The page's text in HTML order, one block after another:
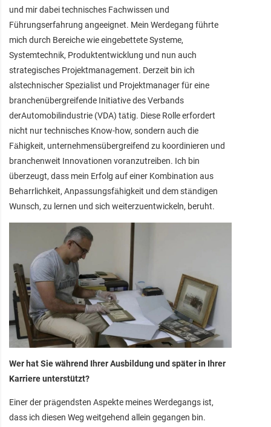
und mir dabei technisches Fachwissen und
Führungserfahrung angeeignet. Mein Werdegang führte
mich durch Bereiche wie eingebettete Systeme,
Systemtechnik, Produktentwicklung und nun auch
strategisches Projektmanagement. Derzeit bin ich
alstechnischer Spezialist und Projektmanager für eine
branchenübergreifende Initiative des Verbands
derAutomobilindustrie (VDA) tätig. Diese Rolle erfordert
nicht nur technisches Know-how, sondern auch die
Fähigkeit, unternehmensübergreifend zu koordinieren und
branchenweit Innovationen voranzutreiben. Ich bin
überzeugt, dass mein Erfolg auf einer Kombination aus
Beharrlichkeit, Anpassungsfähigkeit und dem ständigen
Wunsch, zu lernen und sich weiterzuentwickeln, beruht.
Wer hat Sie während Ihrer Ausbildung und später in Ihrer
Karriere unterstützt?
Einer der prägendsten Aspekte meines Werdegangs ist,
dass ich diesen Weg weitgehend allein gegangen bin.